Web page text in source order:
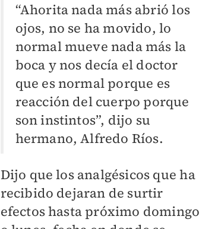
“Ahorita nada más abrió los
ojos, no se ha movido, lo
normal mueve nada más la
boca y nos decía el doctor
que es normal porque es
reacción del cuerpo porque
son instintos”, dijo su
hermano, Alfredo Ríos.
Dijo que los analgésicos que ha
recibido dejaran de surtir
efectos hasta próximo domingo